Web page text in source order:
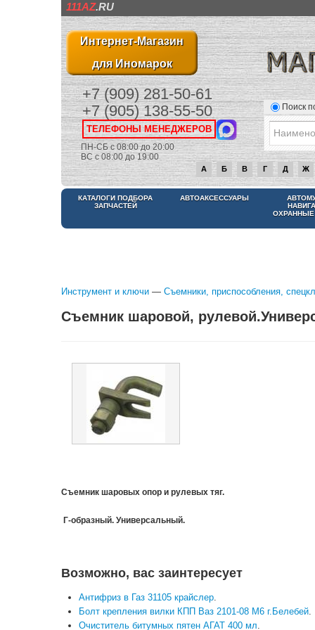
111AZ.RU
Интернет-Магазин
для Иномарок
+7 (909) 281-50-61
+7 (905) 138-55-50
ТЕЛЕФОНЫ МЕНЕДЖЕРОВ
ПН-СБ с 08:00 до 20:00
ВС с 08:00 до 19:00
Поиск
А Б В Г Д Ж
КАТАЛОГИ ПОДБОРА
ЗАПЧАСТЕЙ
АВТОАКСЕССУАРЫ
Инструмент и ключи — Съемники, приспособления,
Съемник шаровой,
Съемник шаровых опор и рулевых тяг.
Г-образный. Универсальный.
Возможно, вас заинтересует
Антифриз в Газ 31105 крайслер.
Болт крепления вилки КПП Ваз 2101-08 М6 г.Белебей.
Очиститель битумных пятен АГАТ 400 мл.